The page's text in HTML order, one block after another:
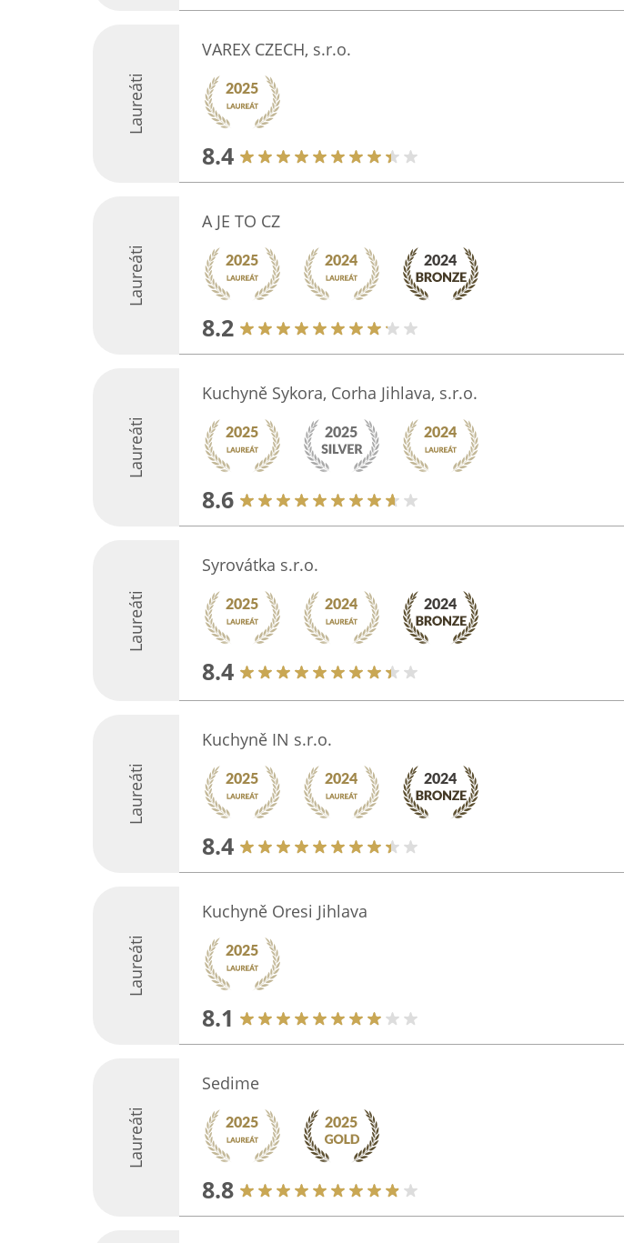
Laureáti
VAREX CZECH, s.r.o.
8.4
Laureáti
A JE TO CZ
8.2
Laureáti
Kuchyně Sykora, Corha Jihlava, s.r.o.
8.6
Laureáti
Syrovátka s.r.o.
8.4
Laureáti
Kuchyně IN s.r.o.
8.4
Laureáti
Kuchyně Oresi Jihlava
8.1
Laureáti
Sedime
8.8